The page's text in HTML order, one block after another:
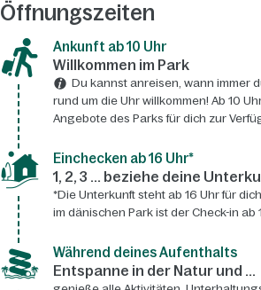
Öffnungszeiten
Ankunft ab 10 Uhr
Willkommen im Park
Du kannst anreisen, wann immer
rund um die Uhr willkommen! Ab 10
Angebote des Parks für dich zur
Einchecken ab 16 Uhr*
1, 2, 3 ... beziehe deine
*Die Unterkunft steht ab 16 Uhr für
im dänischen Park ist der Check-in ab
Während deines Aufenthalts
Entspanne in der Natur und ...